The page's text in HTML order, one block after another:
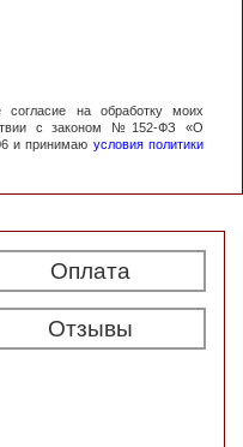
на обработку моих
с законом №152-ФЗ «О
и принимаю условия политики
Оплата
Отзывы